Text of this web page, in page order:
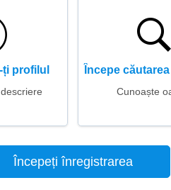
profilul Începe
Cunoaște
Începeți înregistrarea